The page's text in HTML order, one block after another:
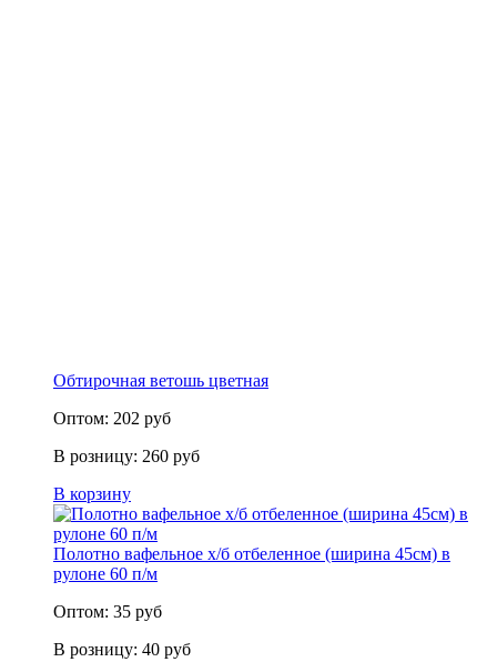
Обтирочная ветошь цветная
Оптом: 202 руб
В розницу: 260 руб
В корзину
Полотно вафельное х/б отбеленное (ширина 45см) в
рулоне 60 п/м
Оптом: 35 руб
В розницу: 40 руб